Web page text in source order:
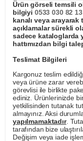
Ürün görseli temsili
bilgiyi 0533 030 82 13
kanalı veya
açıklamalar sürekli
sadece kataloglarda
hattımızdan bilgi
Teslimat Bilgileri
Kargonuz teslim
veya ürüne zarar
görevlisi ile birlikte
ediniz. Ürünlerinizde
yetkilisinden tutanak
almayınız. Aksi
yapılmamaktadır.
tarafından bize
Değişim veya iade